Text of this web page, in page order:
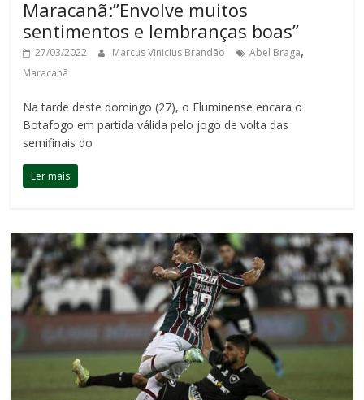
Maracanã:”Envolve muitos
sentimentos e lembranças boas”
27/03/2022 Marcus Vinicius Brandão Abel Braga,
Maracanã
Na tarde deste domingo (27), o Fluminense encara o
Botafogo em partida válida pelo jogo de volta das
semifinais do
Ler mais